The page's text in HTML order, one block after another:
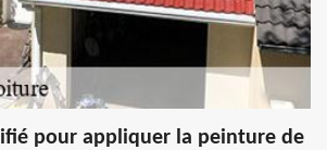
pour appliquer la peinture de